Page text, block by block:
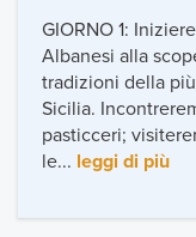
GIORNO 1:
Albanesi alla
tradizioni della
Sicilia.
pasticceri;
le... leggi di più